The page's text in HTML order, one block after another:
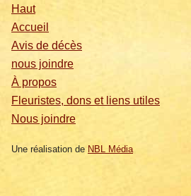
Haut
Accueil
Avis de décès
nous joindre
À propos
Fleuristes, dons et liens utiles
Nous joindre
Une réalisation de NBL Média